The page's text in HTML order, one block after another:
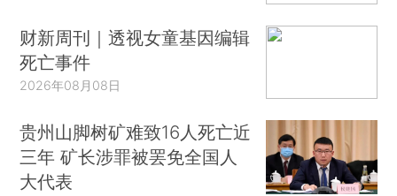
财新周刊｜透视女童基因编辑
死亡事件
2026年08月08日
贵州山脚树矿难致16人死亡近
三年 矿长涉罪被罢免全国人
大代表